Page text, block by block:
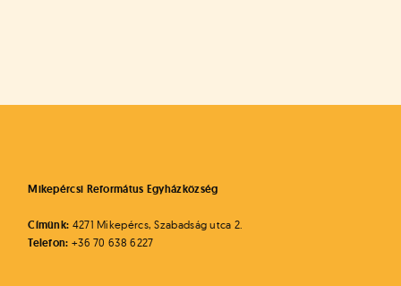
Mikepércsi Református Egyházközség
Címünk: 4271 Mikepércs, Szabadság utca 2.
Telefon: +36 70 638 6227